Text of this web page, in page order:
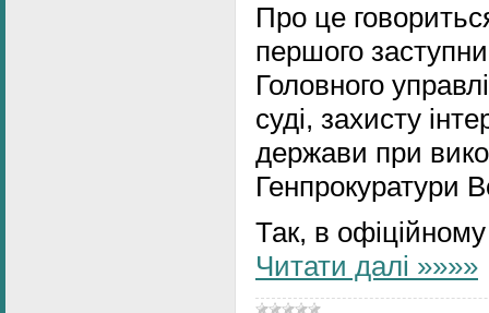
Про це
першого
Головного
суді, захисту
держави при
Генпрокуратури
Так, в
Читати далі »»»»